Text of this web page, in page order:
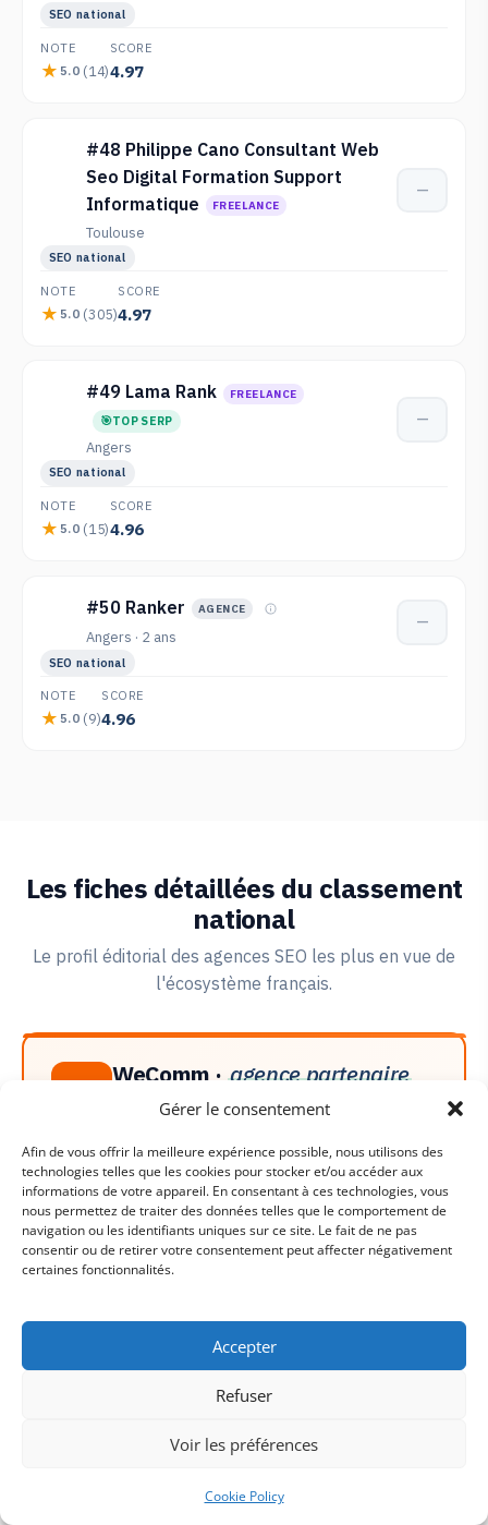
Gérer le consentement
Afin de vous offrir la meilleure expérience possible, nous utilisons des
technologies telles que les cookies pour stocker et/ou accéder aux
informations de votre appareil. En consentant à ces technologies, vous
nous permettez de traiter des données telles que le comportement de
navigation ou les identifiants uniques sur ce site. Le fait de ne pas
consentir ou de retirer votre consentement peut affecter négativement
certaines fonctionnalités.
Accepter
Refuser
Voir les préférences
Cookie Policy
SEO national
NOTE
5.0 (14)
SCORE
4.97
#48 Philippe Cano Consultant Web
Seo Digital Formation Support
Informatique
FREELANCE
Toulouse
—
SEO national
NOTE
5.0 (305)
SCORE
4.97
#49 Lama Rank FREELANCE
TOP SERP
Angers
—
SEO national
NOTE
5.0 (15)
SCORE
4.96
#50 Ranker AGENCE
Angers · 2 ans
—
SEO national
NOTE
5.0 (9)
SCORE
4.96
Les fiches détaillées du classement
national
Le profil éditorial des agences SEO les plus en vue de
l'écosystème français.
WeComm · agence partenaire
Partenaire éditorial
+10 ans d'expertise
Site WeComm →
Agence SEO senior d'Aix-en-Provence intervenant
à en France à distance. Approche directe :
Brandon Velasco & Tiphaine Istria gèrent
dans les techniques SEO américaines adaptées au
EXPERTISES PRINCIPALES
SEO technique avancé & Core Web Vitals
SEO e-commerce (Shopify, WooCommerce,
SEA Google Ads & Meta Ads (techniques US)